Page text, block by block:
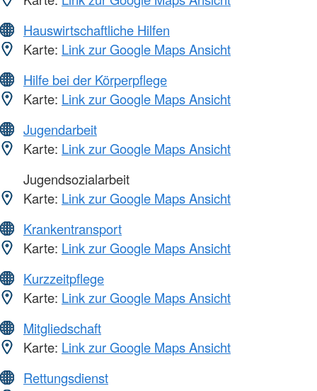
Hauswirtschaftliche Hilfen
Karte: Link zur Google Maps Ansicht
Hilfe bei der Körperpflege
Karte: Link zur Google Maps Ansicht
Jugendarbeit
Karte: Link zur Google Maps Ansicht
Jugendsozialarbeit
Karte: Link zur Google Maps Ansicht
Krankentransport
Karte: Link zur Google Maps Ansicht
Kurzzeitpflege
Karte: Link zur Google Maps Ansicht
Mitgliedschaft
Karte: Link zur Google Maps Ansicht
Rettungsdienst